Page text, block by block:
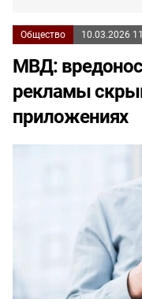
Общество 10.03.2026
МВД:
рекламы
приложениях